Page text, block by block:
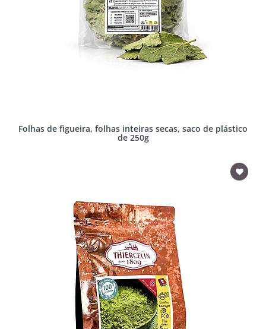
Folhas de figueira, folhas inteiras secas, saco de plástico
de 250g